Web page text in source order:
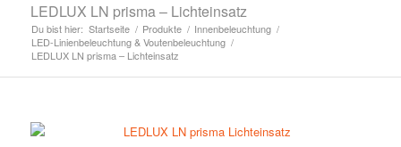
LEDLUX LN prisma – Lichteinsatz
Du bist hier: Startseite / Produkte / Innenbeleuchtung /
LED-Linienbeleuchtung & Voutenbeleuchtung /
LEDLUX LN prisma – Lichteinsatz